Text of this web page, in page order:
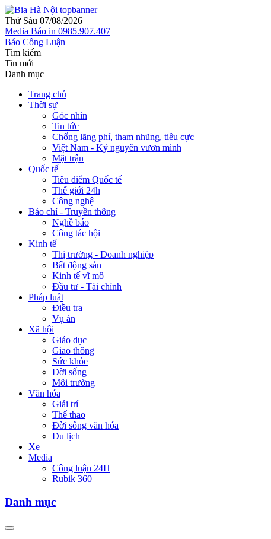
Thứ Sáu 07/08/2026
Media Báo in 0985.907.407
Báo Công Luận
Tìm kiếm
Tin mới
Danh mục
Trang chủ
Thời sự
Góc nhìn
Tin tức
Chống lãng phí, tham nhũng, tiêu cực
Việt Nam - Kỷ nguyên vươn mình
Mặt trận
Quốc tế
Tiêu điểm Quốc tế
Thế giới 24h
Công nghệ
Báo chí - Truyền thông
Nghề báo
Công tác hội
Kinh tế
Thị trường - Doanh nghiệp
Bất động sản
Kinh tế vĩ mô
Đầu tư - Tài chính
Pháp luật
Điều tra
Vụ án
Xã hội
Giáo dục
Giao thông
Sức khỏe
Đời sống
Môi trường
Văn hóa
Giải trí
Thể thao
Đời sống văn hóa
Du lịch
Xe
Media
Công luận 24H
Rubik 360
Danh mục